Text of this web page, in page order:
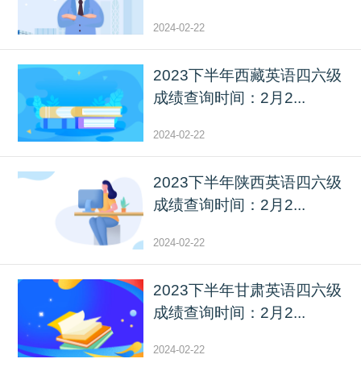
2024-02-22
2023下半年西藏英语四六级
成绩查询时间：2月2...
2024-02-22
2023下半年陕西英语四六级
成绩查询时间：2月2...
2024-02-22
2023下半年甘肃英语四六级
成绩查询时间：2月2...
2024-02-22